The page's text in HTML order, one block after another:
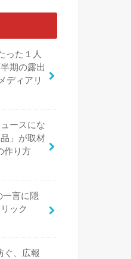
った１人
期の露出
ディアリ
ースにな
」が取材
作り方
一言に隠
ック
ぐ、広報